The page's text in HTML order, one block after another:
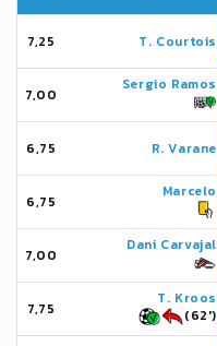
7,25 T. Courtois
7,00
Sergio Ramos
6,75 R. Varane
6,75
Marcelo
7,00
Dani Carvajal
7,75
T. Kroos
(62')